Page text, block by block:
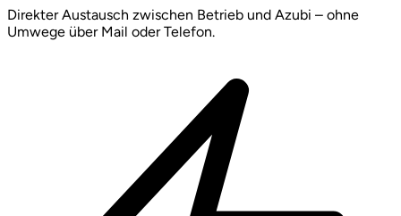
Direkter Austausch zwischen Betrieb und Azubi – ohne
Umwege über Mail oder Telefon.